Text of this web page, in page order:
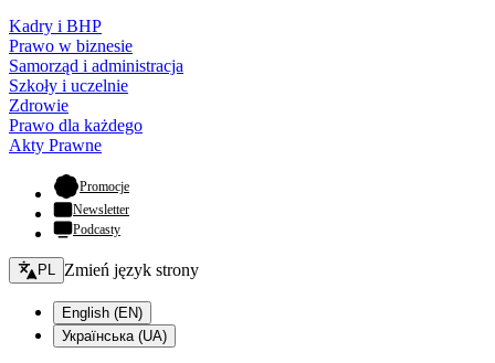
Kadry i BHP
Prawo w biznesie
Samorząd i administracja
Szkoły i uczelnie
Zdrowie
Prawo dla każdego
Akty Prawne
Promocje- otwiera się w nowej karcie
Newsletter
Podcasty
Zmień język - bieżący:
PL Zmień język strony
English (EN)
Українська (UA)